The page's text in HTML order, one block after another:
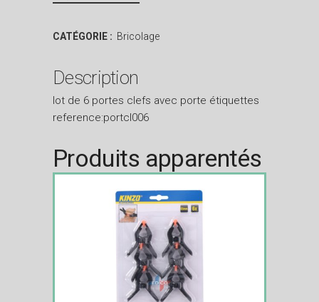
CATÉGORIE : Bricolage
Description
lot de 6 portes clefs avec porte étiquettes
reference:portcl006
Produits apparentés